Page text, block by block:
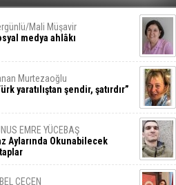
ÖNEMLİ ADIM
Mali Müşavir
medya ahlâkı
Murtezaoğlu
yaratılıştan şendir, şatırdır”
EMRE YÜCEBAŞ
Aylarında Okunabilecek
ÇEÇEN